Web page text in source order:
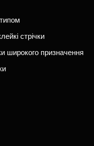
стрічки
широкого призначення